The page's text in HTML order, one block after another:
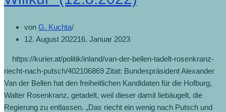
von G. Kuchta
12. August 202216. Januar 2023
https://kurier.at/politik/inland/van-der-bellen-tadelt-rosenkranz-
riecht-nach-putsch/402106869 Zitat: Bundespräsident Alexander
Van der Bellen hat den freiheitlichen Kandidaten für die Hofburg,
Walter Rosenkranz, getadelt, weil dieser damit liebäugelt, die
Regierung zu entlassen. „Das riecht ein wenig nach Putsch und